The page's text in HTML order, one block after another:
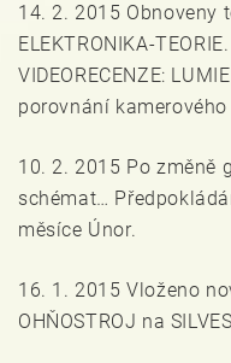
14. 2. 2015 Obnoveny
ELEKTRONIKA-
VIDEORECENZE:
porovnání
10. 2. 2015 Po změně
schémat…
měsíce Únor.
16. 1. 2015 Vloženo
OHŇOSTROJ na